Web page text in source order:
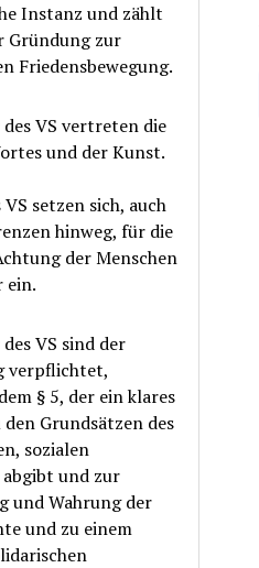
Instanz und zählt
Gründung zur
Friedensbewegung.
VS vertreten die
und der Kunst.
setzen sich, auch
hinweg, für die
der Menschen
ein.
VS sind der
verpflichtet,
§ 5, der ein klares
Grundsätzen des
sozialen
und zur
und Wahrung der
und zu einem